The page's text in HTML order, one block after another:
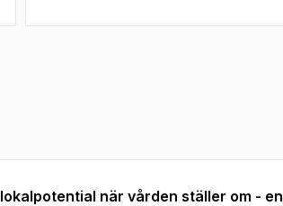
när vården ställer om - en